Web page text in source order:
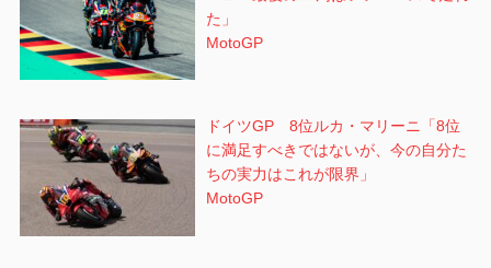
た」
MotoGP
ドイツGP 8位ルカ・マリーニ「8位
に満足すべきではないが、今の自分た
ちの実力はこれが限界」
MotoGP